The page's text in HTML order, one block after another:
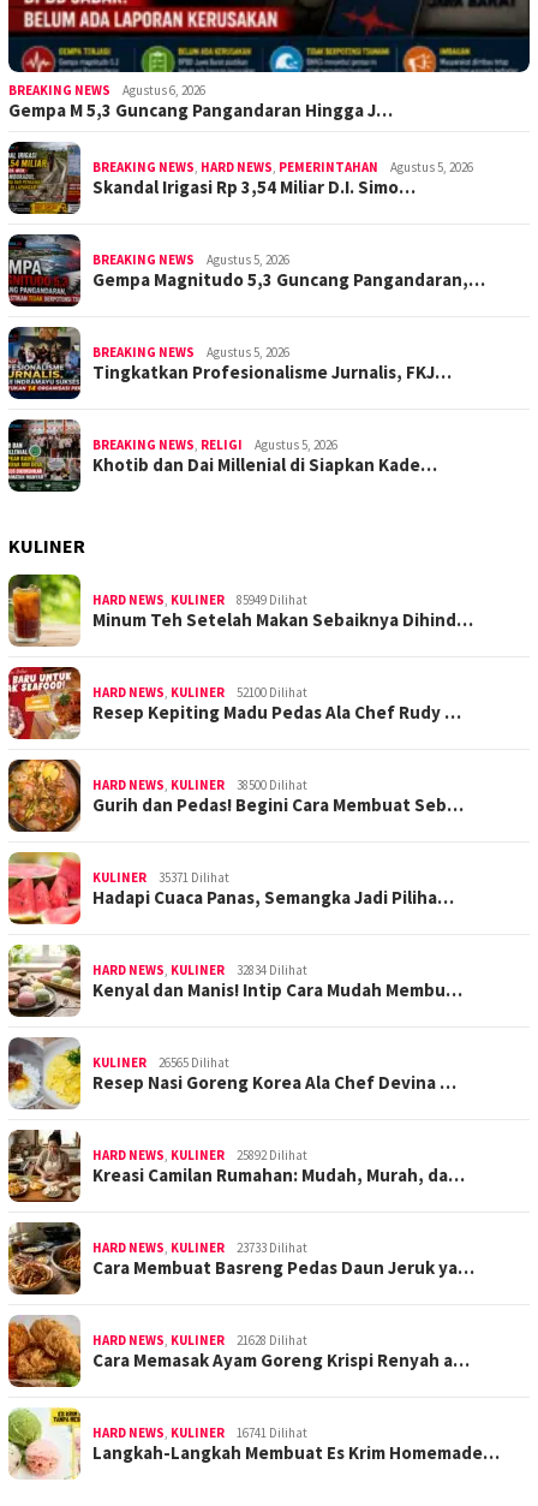
BREAKING NEWS Agustus 6, 2026
Gempa M 5,3 Guncang Pangandaran Hingga J…
BREAKING NEWS, HARD NEWS, PEMERINTAHAN Agustus 5, 2026
Skandal Irigasi Rp 3,54 Miliar D.I. Simo…
BREAKING NEWS Agustus 5, 2026
Gempa Magnitudo 5,3 Guncang Pangandaran,…
BREAKING NEWS Agustus 5, 2026
Tingkatkan Profesionalisme Jurnalis, FKJ…
BREAKING NEWS, RELIGI Agustus 5, 2026
Khotib dan Dai Millenial di Siapkan Kade…
KULINER
HARD NEWS, KULINER 85949 Dilihat
Minum Teh Setelah Makan Sebaiknya Dihind…
HARD NEWS, KULINER 52100 Dilihat
Resep Kepiting Madu Pedas Ala Chef Rudy …
HARD NEWS, KULINER 38500 Dilihat
Gurih dan Pedas! Begini Cara Membuat Seb…
KULINER 35371 Dilihat
Hadapi Cuaca Panas, Semangka Jadi Piliha…
HARD NEWS, KULINER 32834 Dilihat
Kenyal dan Manis! Intip Cara Mudah Membu…
KULINER 26565 Dilihat
Resep Nasi Goreng Korea Ala Chef Devina …
HARD NEWS, KULINER 25892 Dilihat
Kreasi Camilan Rumahan: Mudah, Murah, da…
HARD NEWS, KULINER 23733 Dilihat
Cara Membuat Basreng Pedas Daun Jeruk ya…
HARD NEWS, KULINER 21628 Dilihat
Cara Memasak Ayam Goreng Krispi Renyah a…
HARD NEWS, KULINER 16741 Dilihat
Langkah-Langkah Membuat Es Krim Homemade…